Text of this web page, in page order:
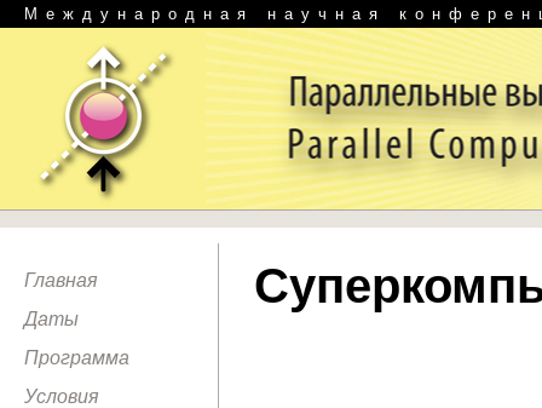
Международная научная
Главная
Даты
Программа
Условия